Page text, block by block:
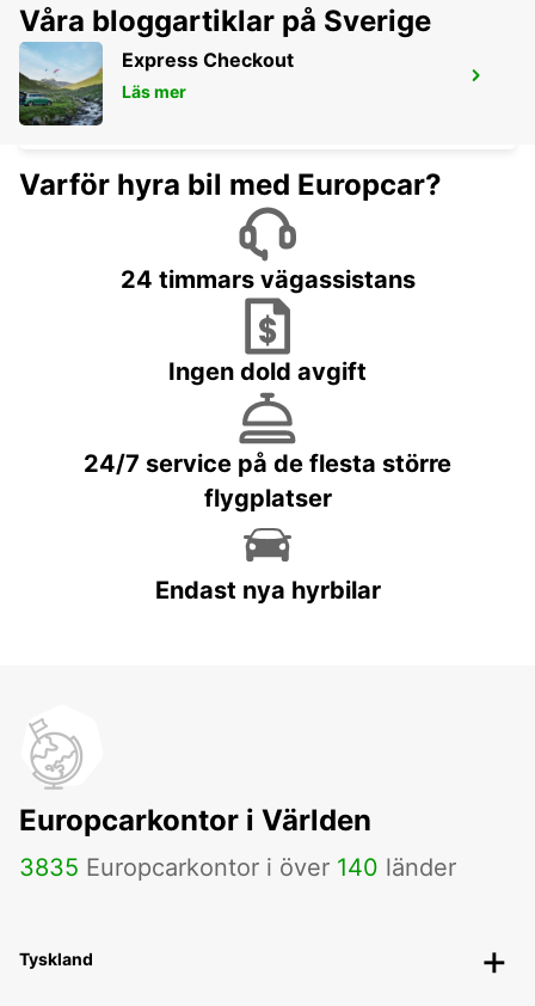
FIGARI FLYGPLATS
FIGARI - FRANCE
Våra bloggartiklar på Sverige
Express Checkout
Läs mer
Varför hyra bil med Europcar?
24 timmars vägassistans
Ingen dold avgift
24/7 service på de flesta större
flygplatser
Endast nya hyrbilar
Europcarkontor i Världen
3835 Europcarkontor i över 140 länder
Tyskland